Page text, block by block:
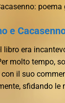
e
libro era
molto tempo,
il suo
sfidando